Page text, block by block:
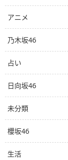
アニメ
乃木坂46
占い
日向坂46
未分類
櫻坂46
生活